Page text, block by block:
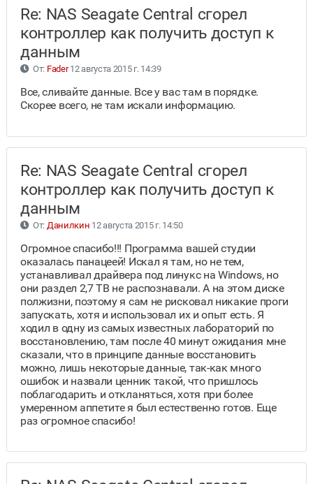
Re: NAS Seagate Central сгорел
контроллер как получить доступ к
данным
От: Fader12 августа 2015 г. 14:39
Все, сливайте данные. Все у вас там в порядке.
Скорее всего, не там искали информацию.
Re: NAS Seagate Central сгорел
контроллер как получить доступ к
данным
От: Данилкин 12 августа 2015 г. 14:50
Огромное спасибо!!! Программа вашей студии
оказалась панацеей! Искал я там, но не тем,
устанавливал драйвера под линукс на Windows, но
они раздел 2,7 ТВ не распознавали. А на этом диске
полжизни, поэтому я сам не рисковал никакие проги
запускать, хотя и использовал их и опыт есть. Я
ходил в одну из самых известных лабораторий по
восстановлению, там после 40 минут ожидания мне
сказали, что в принципе данные восстановить
можно, лишь некоторые данные, так-как много
ошибок и назвали ценник такой, что пришлось
поблагодарить и откланяться, хотя при более
умеренном аппетите я был естественно готов. Еще
раз огромное спасибо!